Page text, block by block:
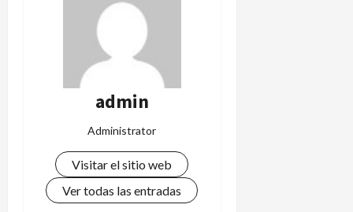
admin
Administrator
Visitar el sitio web
Ver todas las entradas